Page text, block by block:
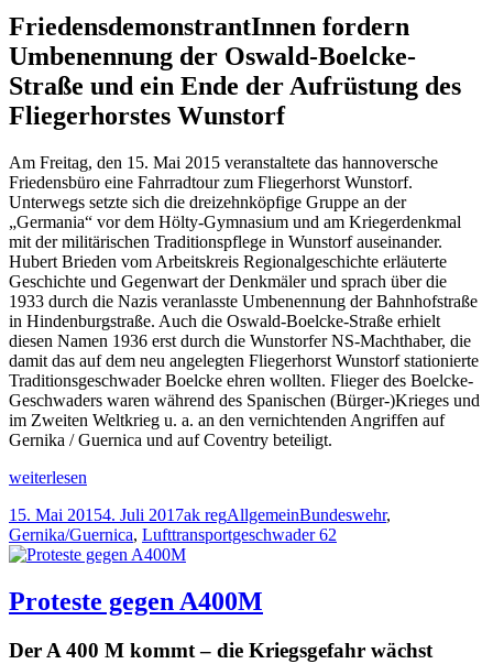
auf
dem
Fliegerhorst
Wunstorf
und
in
Stadt
Wunstorf
FriedensdemonstrantInnen fordern
Umbenennung der Oswald-Boelcke-
Straße und ein Ende der Aufrüstung des
Fliegerhorstes Wunstorf
Am Freitag, den 15. Mai 2015 veranstaltete das hannoversche
Friedensbüro eine Fahrradtour zum Fliegerhorst Wunstorf.
Unterwegs setzte sich die dreizehnköpfige Gruppe an der
„Germania“ vor dem Hölty-Gymnasium und am Kriegerdenkmal
mit der militärischen Traditionspflege in Wunstorf auseinander.
Hubert Brieden vom Arbeitskreis Regionalgeschichte erläuterte
Geschichte und Gegenwart der Denkmäler und sprach über die
1933 durch die Nazis veranlasste Umbenennung der Bahnhofstraße
in Hindenburgstraße. Auch die Oswald-Boelcke-Straße erhielt
diesen Namen 1936 erst durch die Wunstorfer NS-Machthaber, die
damit das auf dem neu angelegten Fliegerhorst Wunstorf stationierte
Traditionsgeschwader Boelcke ehren wollten. Flieger des Boelcke-
Geschwaders waren während des Spanischen (Bürger-)Krieges und
im Zweiten Weltkrieg u. a. an den vernichtenden Angriffen auf
Gernika / Guernica und auf Coventry beteiligt.
Protest
Militarisierung
weiterlesen
Veröffentlicht
am
15. Mai 20154. Juli 2017Autor
ak regKategorien
AllgemeinSchlagwörter
Bundeswehr,
Gernika/Guernica, Lufttransportgeschwader 62
Proteste gegen A400M
Der A 400 M kommt – die Kriegsgefahr wächst